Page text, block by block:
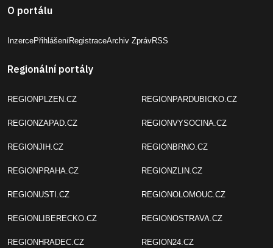
O portálu
InzercePřihlášeníRegistraceArchiv ZprávRSS
Regionální portály
REGIONPLZEN.CZ
REGIONZAPAD.CZ
REGIONJIH.CZ
REGIONPRAHA.CZ
REGIONUSTI.CZ
REGIONLIBERECKO.CZ
REGIONHRADEC.CZ
REGIONPARDUBICKO.CZ
REGIONVYSOCINA.CZ
REGIONBRNO.CZ
REGIONZLIN.CZ
REGIONOLOMOUC.CZ
REGIONOSTRAVA.CZ
REGION24.CZ